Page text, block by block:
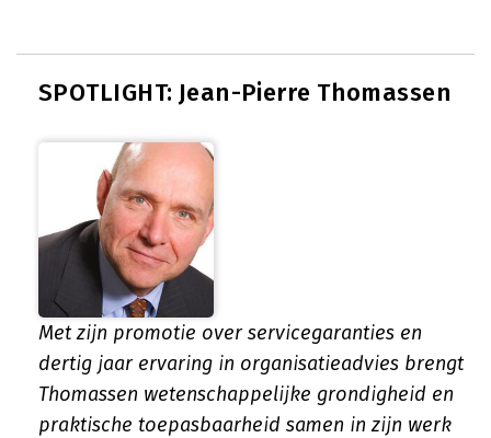
SPOTLIGHT: Jean-Pierre Thomassen
Met zijn promotie over servicegaranties en
dertig jaar ervaring in organisatieadvies brengt
Thomassen wetenschappelijke grondigheid en
praktische toepasbaarheid samen in zijn werk